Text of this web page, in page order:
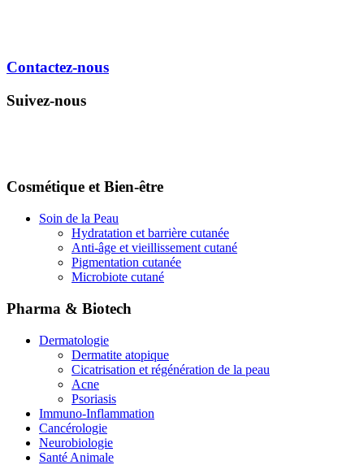
Contactez-nous
Suivez-nous
Cosmétique et Bien-être
Soin de la Peau
Hydratation et barrière cutanée
Anti-âge et vieillissement cutané
Pigmentation cutanée
Microbiote cutané
Pharma & Biotech
Dermatologie
Dermatite atopique
Cicatrisation et régénération de la peau
Acne
Psoriasis
Immuno-Inflammation
Cancérologie
Neurobiologie
Santé Animale